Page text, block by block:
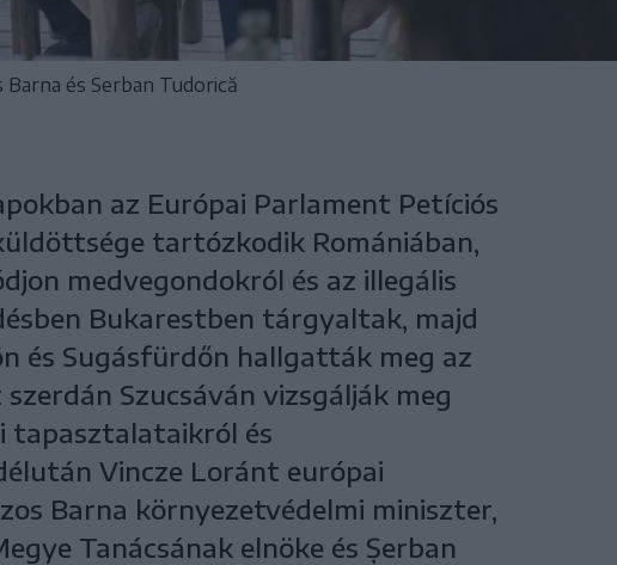
és Serban Tudorică
az Európai Parlament Petíciós
tartózkodik Romániában,
medvegondokról és az illegális
Bukarestben tárgyaltak, majd
és Sugásfürdőn hallgatták meg az
Szucsáván vizsgálják meg
tapasztalataikról és
Vincze Loránt európai
Barna környezetvédelmi miniszter,
Tanácsának elnöke és Șerban